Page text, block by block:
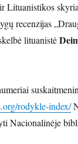
Lituanistikos
recenzijas
lituanistė
rodykle-index/
Nacionalinėje